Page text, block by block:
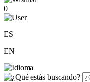
0
ES
EN